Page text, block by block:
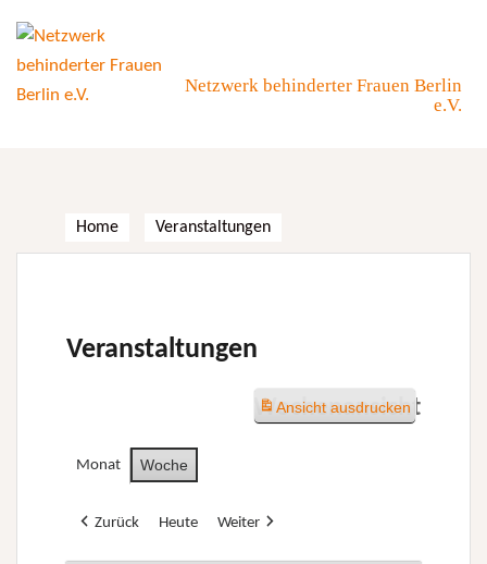
content
Netzwerk behinderter Frauen Berlin
e.V.
Home Veranstaltungen
Veranstaltungen
Wochenansicht
Monat Woche
Zurück Heute Weiter
Ansichtausdrucken